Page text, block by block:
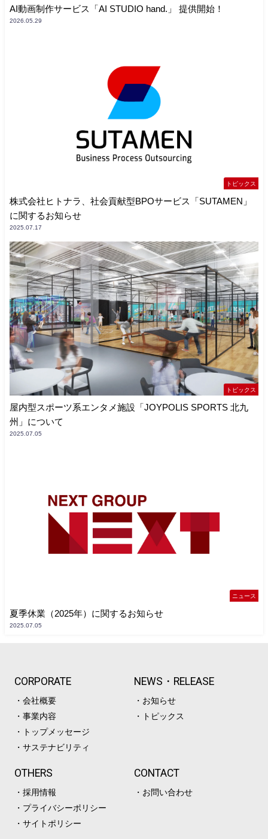
AI動画制作サービス「AI STUDIO hand.」 提供開始！
2026.05.29
トピックス
株式会社ヒトナラ、社会貢献型BPOサービス「SUTAMEN」
に関するお知らせ
2025.07.17
トピックス
屋内型スポーツ系エンタメ施設「JOYPOLIS SPORTS 北九
州」について
2025.07.05
ニュース
夏季休業（2025年）に関するお知らせ
2025.07.05
CORPORATE
・会社概要
・事業内容
・トップメッセージ
・サステナビリティ
NEWS・RELEASE
・お知らせ
・トピックス
OTHERS
・採用情報
・プライバシーポリシー
・サイトポリシー
CONTACT
・お問い合わせ